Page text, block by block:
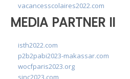
vacancesscolaires2022.com
MEDIA PARTNER II
isth2022.com
p2b2pabi2023-makassar.com
wocfparis2023.org
sinc2023.com